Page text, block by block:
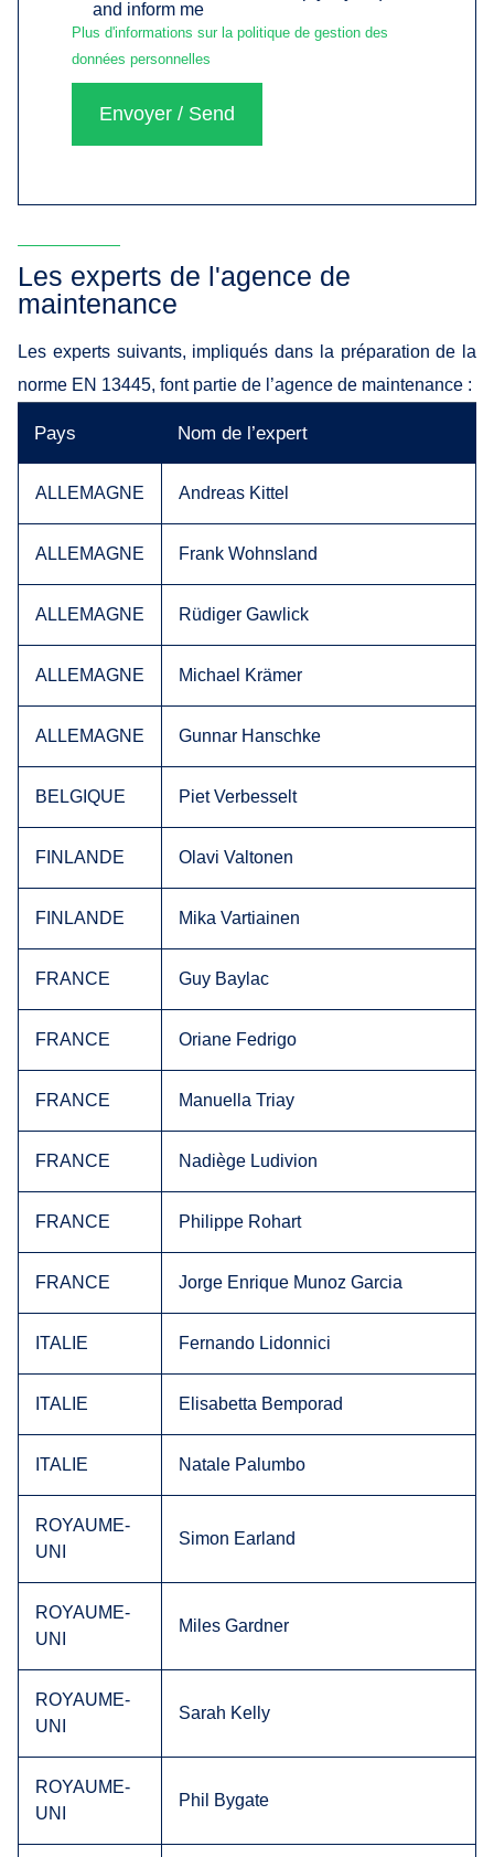
and inform me
Plus d'informations sur la politique de gestion des
données personnelles
Envoyer / Send
Les experts de l'agence de
maintenance
Les experts suivants, impliqués dans la préparation de la
norme EN 13445, font partie de l’agence de maintenance :
Pays Nom de l’expert
ALLEMAGNE Andreas Kittel
ALLEMAGNE Frank Wohnsland
ALLEMAGNE Rüdiger Gawlick
ALLEMAGNE Michael Krämer
ALLEMAGNE Gunnar Hanschke
BELGIQUE Piet Verbesselt
FINLANDE Olavi Valtonen
FINLANDE Mika Vartiainen
FRANCE Guy Baylac
FRANCE Oriane Fedrigo
FRANCE Manuella Triay
FRANCE Nadiège Ludivion
FRANCE Philippe Rohart
FRANCE Jorge Enrique Munoz Garcia
ITALIE Fernando Lidonnici
ITALIE Elisabetta Bemporad
ITALIE Natale Palumbo
ROYAUME-
UNI
Simon Earland
ROYAUME-
UNI
Miles Gardner
ROYAUME-
UNI
Sarah Kelly
ROYAUME-
UNI
Phil Bygate